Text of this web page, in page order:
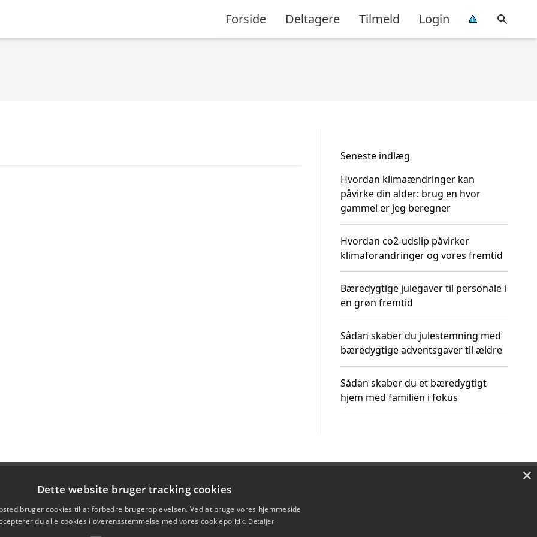
Forside Deltagere Tilmeld Login
Seneste indlæg
Hvordan klimaændringer kan
påvirke din alder: brug en hvor
gammel er jeg beregner
Hvordan co2-udslip påvirker
klimaforandringer og vores fremtid
Bæredygtige julegaver til personale i
en grøn fremtid
Sådan skaber du julestemning med
bæredygtige adventsgaver til ældre
Sådan skaber du et bæredygtigt
hjem med familien i fokus
×
Dette website bruger tracking cookies
bruger cookies til at forbedre brugeroplevelsen. Ved at bruge vores hjemmeside
du alle cookies i overensstemmelse med vores cookiepolitik. Detaljer